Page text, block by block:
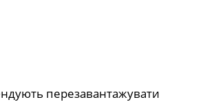
перезавантажувати